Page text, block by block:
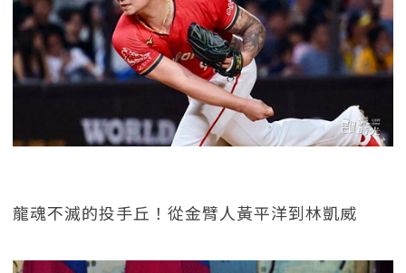
龍魂不滅的投手丘！從金臂人黃平洋到林凱威